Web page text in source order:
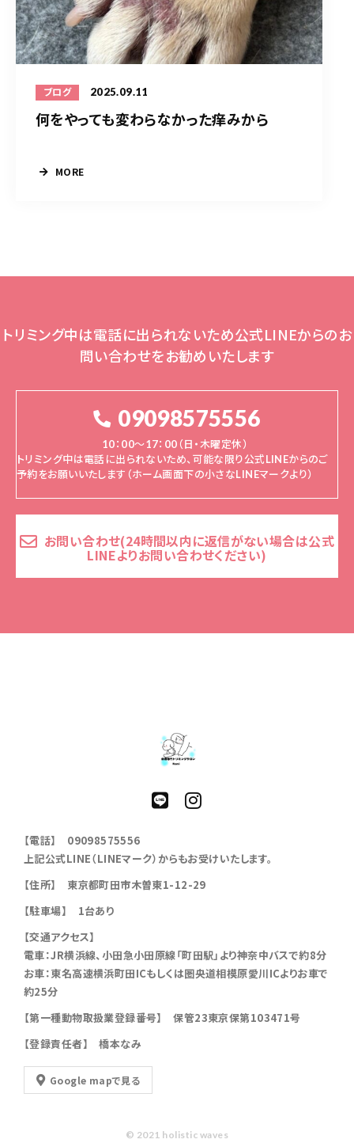
ブログ 2025.09.11
何をやっても変わらなかった痒みから
MORE
トリミング中は電話に出られないため公式LINEからのお
問い合わせをお勧めいたします
09098575556
10：00～17：00（日・木曜定休）
トリミング中は電話に出られないため、可能な限り公式LINEからのご
予約をお願いいたします（ホーム画面下の小さなLINEマークより）
お問い合わせ(24時間以内に返信がない場合は公式
LINEよりお問い合わせください)
【電話】 09098575556
上記公式LINE（LINEマーク）からもお受けいたします。
【住所】 東京都町田市木曽東1-12-29
【駐車場】 1台あり
【交通アクセス】
電車：JR横浜線、小田急小田原線「町田駅」より神奈中バスで約8分
お車：東名高速横浜町田ICもしくは圏央道相模原愛川ICよりお車で
約25分
【第一種動物取扱業登録番号】 保管23東京保第103471号
【登録責任者】 橋本なみ
Google mapで見る
© 2021 holistic waves